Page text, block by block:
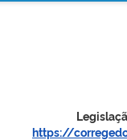
https://